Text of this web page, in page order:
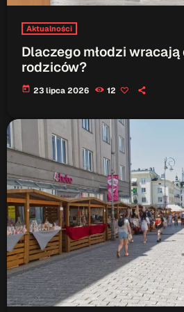
19:00 - 19:05
Serwis Informacyjny
TOP CHART
Aktualności
Dlaczego młodzi
rodziców?
today 23 lipca 2026 12